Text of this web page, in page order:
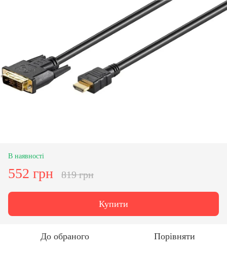
В наявності
552 грн 819 грн
Купити
До обраного Порівняти